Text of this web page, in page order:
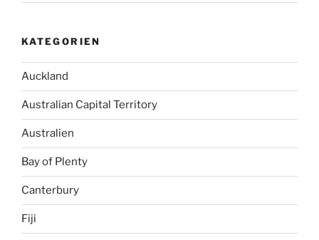
KATEGORIEN
Auckland
Australian Capital Territory
Australien
Bay of Plenty
Canterbury
Fiji